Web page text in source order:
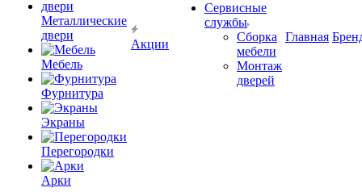
Металлические
двери
Мебель
Фурнитура
Экраны
Перегородки
Арки
Акции
Сервисные
службы
Сборка
мебели
Монтаж
дверей
Главная